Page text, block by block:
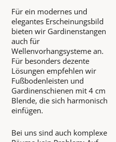
Für ein modernes und
elegantes Erscheinungsbild
bieten wir Gardinenstangen
auch für
Wellenvorhangsysteme an.
Für besonders dezente
Lösungen empfehlen wir
Fußbodenleisten und
Gardinenschienen mit 4 cm
Blende, die sich harmonisch
einfügen.
Bei uns sind auch komplexe